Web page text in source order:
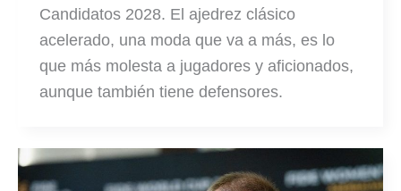
Candidatos 2028. El ajedrez clásico
acelerado, una moda que va a más, es lo
que más molesta a jugadores y aficionados,
aunque también tiene defensores.